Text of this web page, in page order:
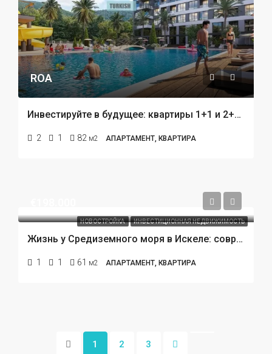
ROA
Инвестируйте в будущее: квартиры 1+1 и 2+1 в строящемся проекте в центре Кепеза, Анталья!
2 1 82 м2 АПАРТАМЕНТ, КВАРТИРА
НОВОСТРОЙКА ИНВЕСТИЦИОННАЯ НЕДВИЖИМОСТЬ
Жизнь у Средиземного моря в Искеле: современный «умный» жилой комплекс с премиальной инфраструктурой
1 1 61 м2 АПАРТАМЕНТ, КВАРТИРА
1 2 3